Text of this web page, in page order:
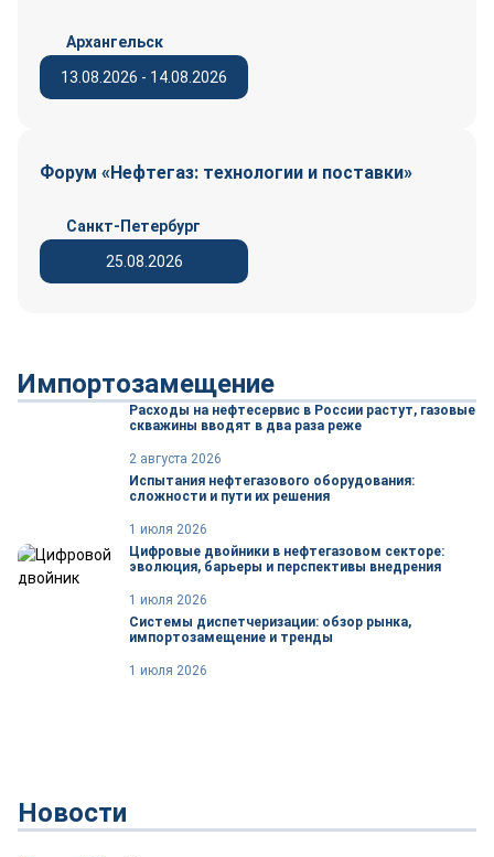
13.08.2026 - 14.08.2026
Архангельск
Форум «Нефтегаз: технологии и поставки»
25.08.2026
Санкт-Петербург
Импортозамещение
Расходы на нефтесервис в России растут, газовые
скважины вводят в два раза реже
2 августа 2026
Испытания нефтегазового оборудования:
сложности и пути их решения
1 июля 2026
Цифровые двойники в нефтегазовом секторе:
эволюция, барьеры и перспективы внедрения
1 июля 2026
Системы диспетчеризации: обзор рынка,
импортозамещение и тренды
1 июля 2026
Новости